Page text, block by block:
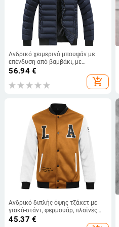
Ανδρικό χειμερινό μπουφάν με
επένδυση από βαμβάκι, με
επένδυση από διαγώνιο
τελείωμα, μεγάλο μέγεθος,
56.94€
add_shopping_cart
Ανδρικό διπλής όψης τζάκετ με
γιακά-στάντ, φερμουάρ, πλαϊνές
τσέπες, χαλαρή γραμμή,
45.37 €